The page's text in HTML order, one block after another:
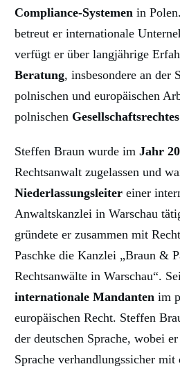
Compliance-Systemen in
betreut er internationale
verfügt er über langjährige
Beratung, insbesondere an der
polnischen und europäischen
polnischen Gesellschaftsrechtes
Steffen Braun wurde im Jahr
Rechtsanwalt zugelassen und
Niederlassungsleiter einer
Anwaltskanzlei in Warschau
gründete er zusammen mit
Paschke die Kanzlei „Braun &
Rechtsanwälte in Warschau“.
internationale Mandanten im
europäischen Recht. Steffen
der deutschen Sprache, wobei
Sprache verhandlungssicher mit